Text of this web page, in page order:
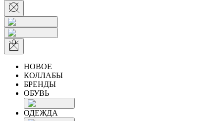
НОВОЕ
КОЛЛАБЫ
БРЕНДЫ
ОБУВЬ
ОДЕЖДА